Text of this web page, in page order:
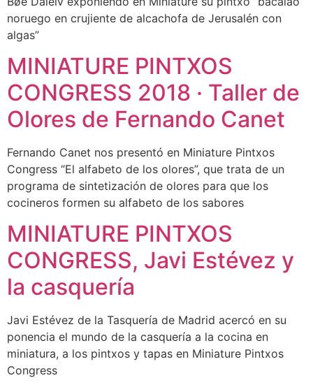
noruego en crujiente de alcachofa de Jerusalén con
algas”
MINIATURE PINTXOS
CONGRESS 2018 · Taller de
Olores de Fernando Canet
Fernando Canet nos presentó en Miniature Pintxos
Congress “El alfabeto de los olores”, que trata de un
programa de sintetización de olores para que los
cocineros formen su alfabeto de los sabores
MINIATURE PINTXOS
CONGRESS, Javi Estévez y
la casquería
Javi Estévez de la Tasquería de Madrid acercó en su
ponencia el mundo de la casquería a la cocina en
miniatura, a los pintxos y tapas en Miniature Pintxos
Congress